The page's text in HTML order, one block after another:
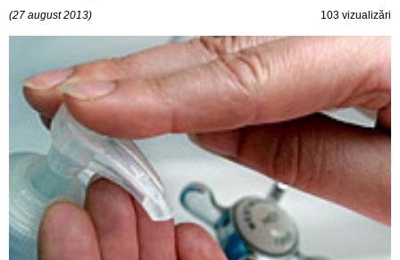
(27 august 2013) 103 vizualizări